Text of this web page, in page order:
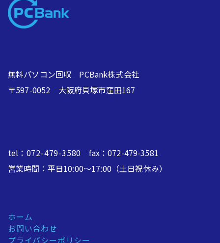
無料パソコン回収 PCBank株式会社
〒597-0052 大阪府貝塚市窪田167
tel： 072-479-3580 fax：072-479-3581
営業時間：平日10:00～17:00（土日祝休み）
ホーム
お問い合わせ
プライバシーポリシー